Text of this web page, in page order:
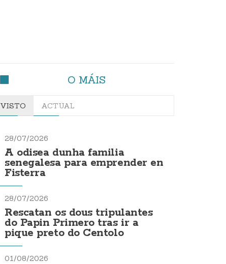
O MÁIS
VISTO ACTUAL
28/07/2026
A odisea dunha familia
senegalesa para emprender en
Fisterra
28/07/2026
Rescatan os dous tripulantes
do Papin Primero tras ir a
pique preto do Centolo
01/08/2026